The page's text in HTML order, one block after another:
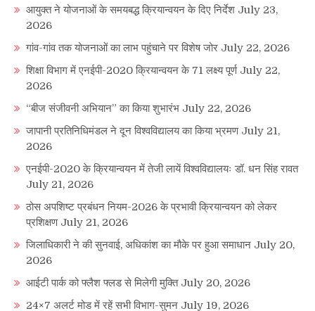
आयुक्त ने योजनाओं के समयबद्ध क्रियान्वयन के दिए निर्देश July 23,
2026
गांव-गांव तक योजनाओं का लाभ पहुंचाने पर विशेष जोर July 22, 2026
शिक्षा विभाग में एनईपी-2020 क्रियान्वयन के 71 लक्ष्य पूर्ण July 22,
2026
“बीज संजीवनी अभियान” का किया शुभारंभ July 22, 2026
जापानी प्रतिनिधिमंडल ने दून विश्वविद्यालय का किया भ्रमण July 21,
2026
एनईपी-2020 के क्रियान्वयन में तेजी लायें विश्वविद्यालयः डॉ. धन सिंह रावत
July 21, 2026
ठोस अपशिष्ट प्रबंधन नियम-2026 के प्रभावी क्रियान्वयन को लेकर
प्रशिक्षण July 21, 2026
जिलाधिकारी ने की सुनवाई, अधिकांश का मौके पर हुआ समाधान July 20,
2026
आईटी पार्क को फ्लैश फ्लड से मिलेगी मुक्ति July 20, 2026
24×7 अलर्ट मोड में रहें सभी विभाग-सुमन July 19, 2026